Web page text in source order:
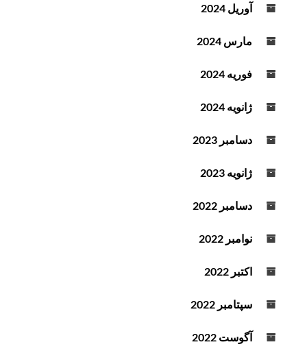
آوریل 2024
مارس 2024
فوریه 2024
ژانویه 2024
دسامبر 2023
ژانویه 2023
دسامبر 2022
نوامبر 2022
اکتبر 2022
سپتامبر 2022
آگوست 2022